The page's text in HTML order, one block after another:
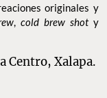
originales y
,cold brew shoty
Centro, Xalapa.